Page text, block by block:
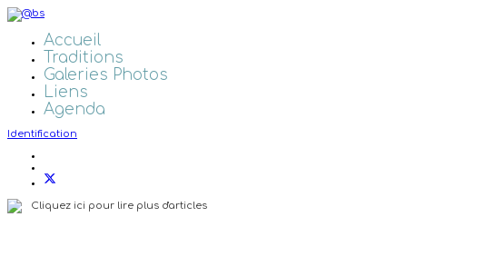
Accueil
Traditions
Galeries Photos
Liens
Agenda
Identification
Cliquez ici pour lire plus d'articles